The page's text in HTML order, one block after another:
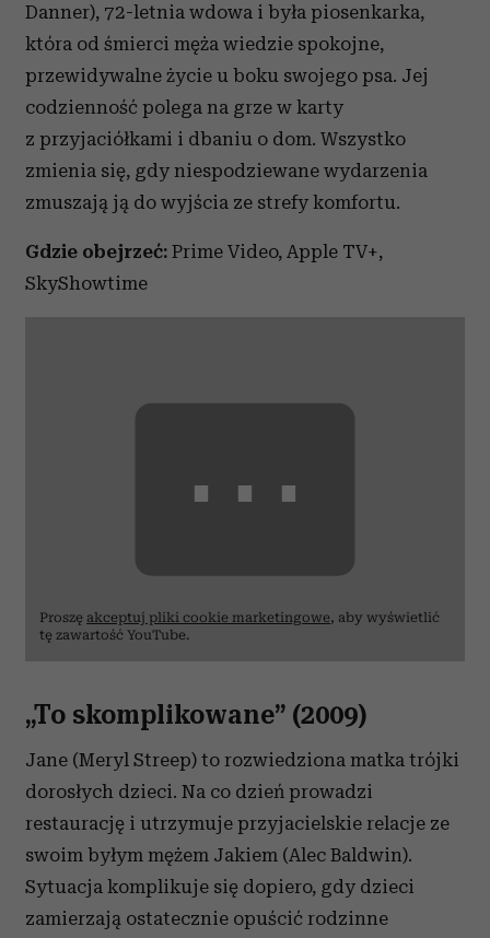
Danner), 72-letnia wdowa i była piosenkarka,
która od śmierci męża wiedzie spokojne,
przewidywalne życie u boku swojego psa. Jej
codzienność polega na grze w karty
z przyjaciółkami i dbaniu o dom. Wszystko
zmienia się, gdy niespodziewane wydarzenia
zmuszają ją do wyjścia ze strefy komfortu.
Gdzie obejrzeć: Prime Video, Apple TV+,
SkyShowtime
⋯
Proszę akceptuj pliki cookie marketingowe, aby wyświetlić
tę zawartość YouTube.
„To skomplikowane” (2009)
Jane (Meryl Streep) to rozwiedziona matka trójki
dorosłych dzieci. Na co dzień prowadzi
restaurację i utrzymuje przyjacielskie relacje ze
swoim byłym mężem Jakiem (Alec Baldwin).
Sytuacja komplikuje się dopiero, gdy dzieci
zamierzają ostatecznie opuścić rodzinne